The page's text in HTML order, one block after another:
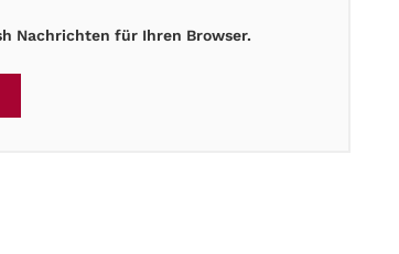
Nachrichten für Ihren Browser.